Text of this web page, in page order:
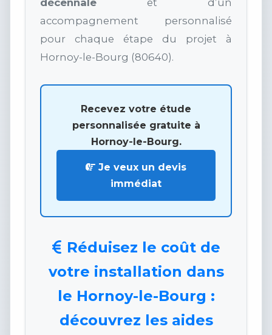
décennale et d’un
accompagnement personnalisé
pour chaque étape du projet à
Hornoy-le-Bourg (80640).
Recevez votre étude
personnalisée gratuite à
Hornoy-le-Bourg.
Je veux un devis
immédiat
Réduisez le coût de
votre installation dans
le Hornoy-le-Bourg :
découvrez les aides